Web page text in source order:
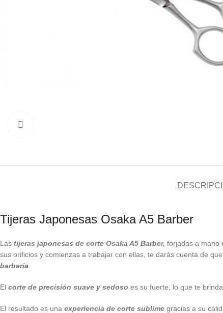
Tijeras Japonesas Osaka A5 Barber
Las tijeras japonesas de corte Osaka A5 Barber, forjadas a mano
sus orificios y comienzas a trabajar con ellas, te darás cuenta de
barbería
El corte de precisión suave y sedoso es su fuerte, lo que te
El resultado es una experiencia de corte sublime gracias a su